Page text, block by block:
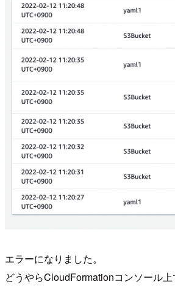
エラーになりました。
どうやらCloudFormationコンソール